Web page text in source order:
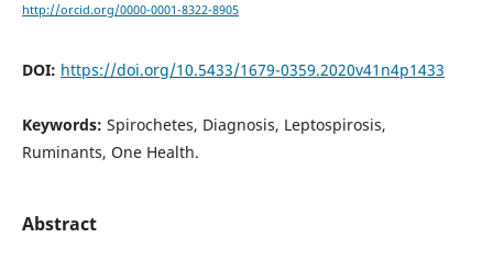
http://orcid.org/0000-0001-8322-8905
DOI: https://doi.org/10.5433/1679-0359.2020v41n4p1433
Keywords: Spirochetes, Diagnosis, Leptospirosis,
Ruminants, One Health.
Abstract